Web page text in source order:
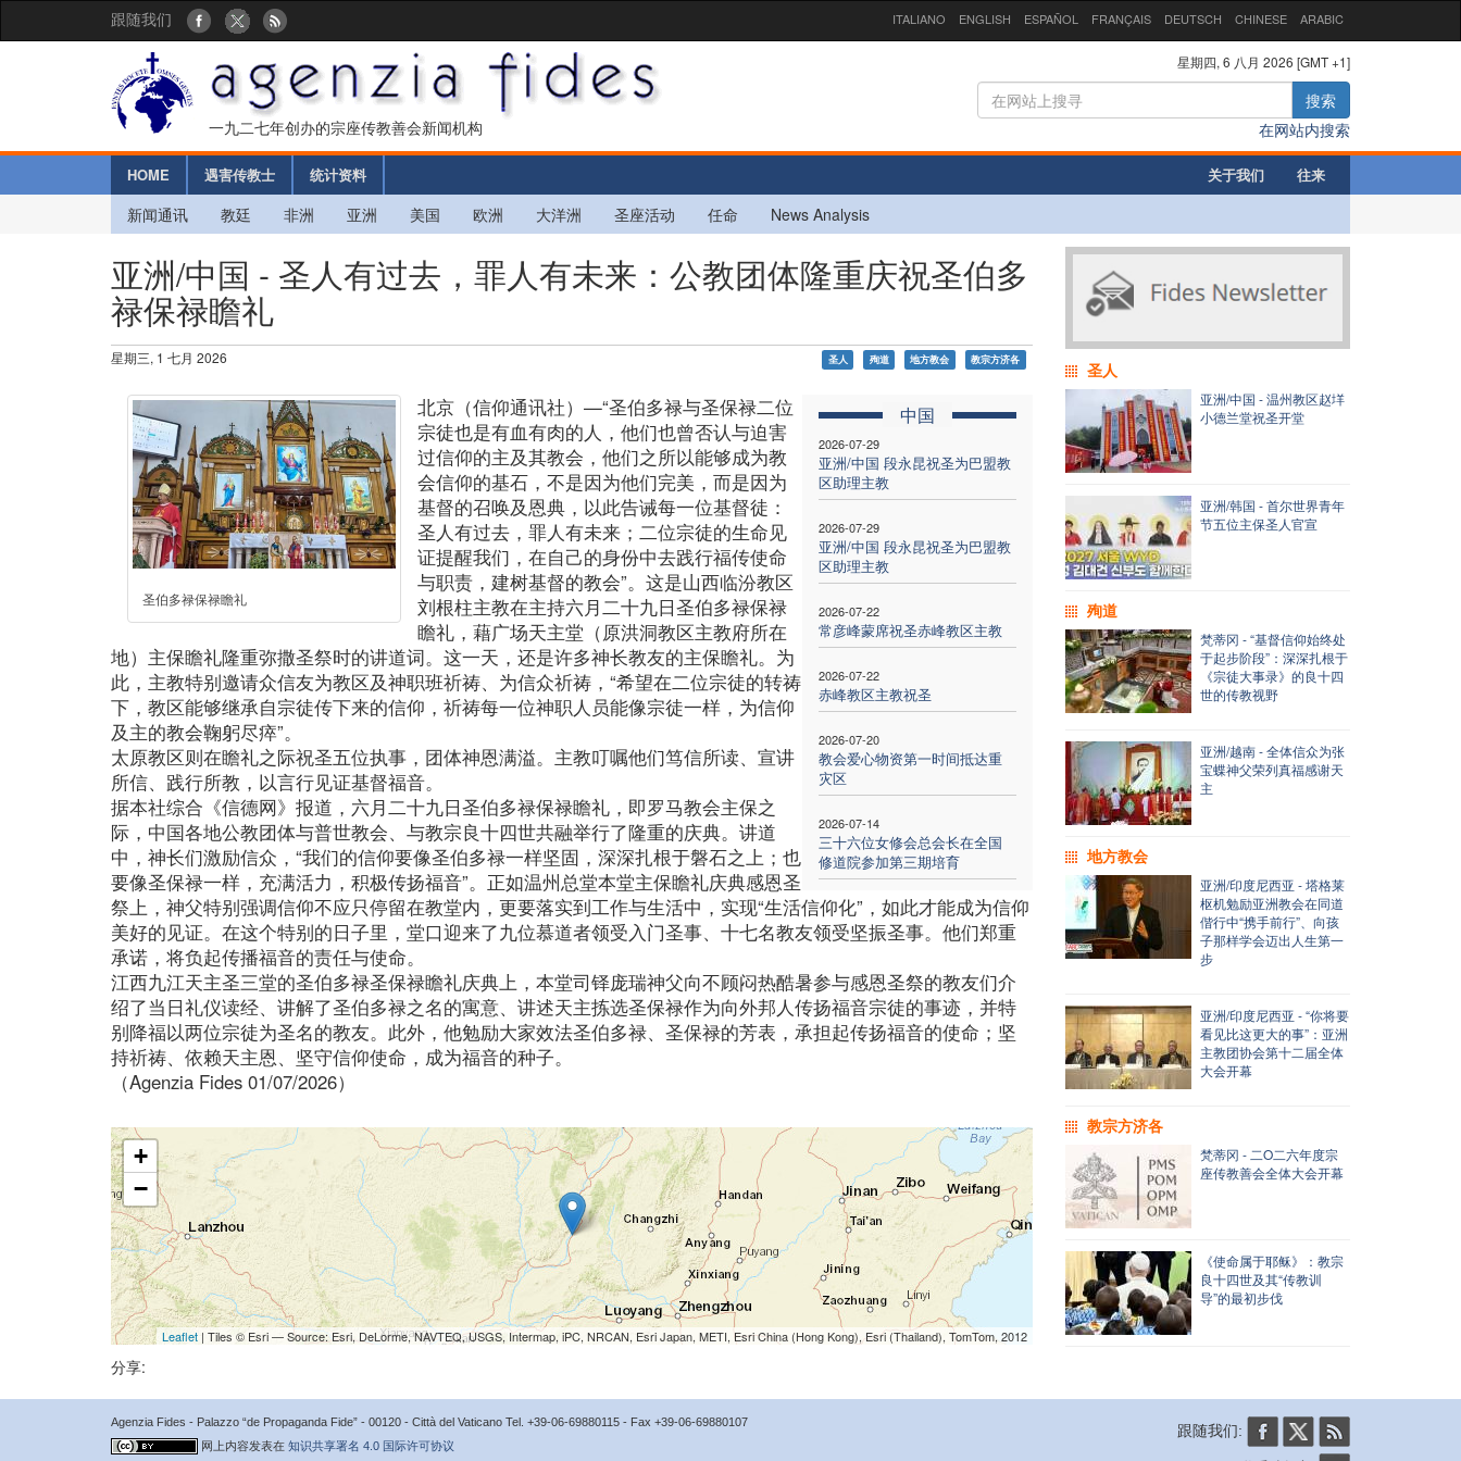
跟随我们 ITALIANO ENGLISH ESPAÑOL FRANÇAIS DEUTSCH CHINESE ARABIC
一九二七年创办的宗座传教善会新闻机构
星期四, 6 八月 2026 [GMT +1]
搜索
在网站内搜索
HOME 遇害传教士 统计资料 关于我们 往来
新闻通讯 教廷 非洲 亚洲 美国 欧洲 大洋洲 圣座活动 任命 News Analysis
亚洲/中国 - 圣人有过去，罪人有未来：公教团体隆重庆祝圣伯多
禄保禄瞻礼
星期三, 1 七月 2026 圣人 殉道 地方教会 教宗方济各
圣伯多禄保禄瞻礼
中国
2026-07-29
亚洲/中国 段永昆祝圣为巴盟教
区助理主教
2026-07-29
亚洲/中国 段永昆祝圣为巴盟教
区助理主教
2026-07-22
常彦峰蒙席祝圣赤峰教区主教
2026-07-22
赤峰教区主教祝圣
2026-07-20
教会爱心物资第一时间抵达重
灾区
2026-07-14
三十六位女修会总会长在全国
修道院参加第三期培育
北京（信仰通讯社）—“圣伯多禄与圣保禄二位
宗徒也是有血有肉的人，他们也曾否认与迫害
过信仰的主及其教会，他们之所以能够成为教
会信仰的基石，不是因为他们完美，而是因为
基督的召唤及恩典，以此告诫每一位基督徒：
圣人有过去，罪人有未来；二位宗徒的生命见
证提醒我们，在自己的身份中去践行福传使命
与职责，建树基督的教会”。这是山西临汾教区
刘根柱主教在主持六月二十九日圣伯多禄保禄
瞻礼，藉广场天主堂（原洪洞教区主教府所在
地）主保瞻礼隆重弥撒圣祭时的讲道词。这一天，还是许多神长教友的主保瞻礼。为
此，主教特别邀请众信友为教区及神职班祈祷、为信众祈祷，“希望在二位宗徒的转祷
下，教区能够继承自宗徒传下来的信仰，祈祷每一位神职人员能像宗徒一样，为信仰
及主的教会鞠躬尽瘁”。
太原教区则在瞻礼之际祝圣五位执事，团体神恩满溢。主教叮嘱他们笃信所读、宣讲
所信、践行所教，以言行见证基督福音。
据本社综合《信德网》报道，六月二十九日圣伯多禄保禄瞻礼，即罗马教会主保之
际，中国各地公教团体与普世教会、与教宗良十四世共融举行了隆重的庆典。讲道
中，神长们激励信众，“我们的信仰要像圣伯多禄一样坚固，深深扎根于磐石之上；也
要像圣保禄一样，充满活力，积极传扬福音”。正如温州总堂本堂主保瞻礼庆典感恩圣
祭上，神父特别强调信仰不应只停留在教堂内，更要落实到工作与生活中，实现“生活信仰化”，如此才能成为信仰
美好的见证。在这个特别的日子里，堂口迎来了九位慕道者领受入门圣事、十七名教友领受坚振圣事。他们郑重
承诺，将负起传播福音的责任与使命。
江西九江天主圣三堂的圣伯多禄圣保禄瞻礼庆典上，本堂司铎庞瑞神父向不顾闷热酷暑参与感恩圣祭的教友们介
绍了当日礼仪读经、讲解了圣伯多禄之名的寓意、讲述天主拣选圣保禄作为向外邦人传扬福音宗徒的事迹，并特
别降福以两位宗徒为圣名的教友。此外，他勉励大家效法圣伯多禄、圣保禄的芳表，承担起传扬福音的使命；坚
持祈祷、依赖天主恩、坚守信仰使命，成为福音的种子。
（Agenzia Fides 01/07/2026）
+
−
Leaflet| Tiles © Esri — Source: Esri, DeLorme, NAVTEQ, USGS, Intermap, iPC, NRCAN, Esri Japan, METI, Esri China (Hong Kong), Esri (Thailand), TomTom, 2012
分享:
圣人
亚洲/中国 - 温州教区赵垟
小德兰堂祝圣开堂
亚洲/韩国 - 首尔世界青年
节五位主保圣人官宣
殉道
梵蒂冈 - “基督信仰始终处
于起步阶段”：深深扎根于
《宗徒大事录》的良十四
世的传教视野
亚洲/越南 - 全体信众为张
宝蝶神父荣列真福感谢天
主
地方教会
亚洲/印度尼西亚 - 塔格莱
枢机勉励亚洲教会在同道
偕行中“携手前行”、向孩
子那样学会迈出人生第一
步
亚洲/印度尼西亚 - “你将要
看见比这更大的事”：亚洲
主教团协会第十二届全体
大会开幕
教宗方济各
梵蒂冈 - 二O二六年度宗
座传教善会全体大会开幕
《使命属于耶稣》：教宗
良十四世及其“传教训
导”的最初步伐
Agenzia Fides - Palazzo “de Propaganda Fide” - 00120 - Città del Vaticano Tel. +39-06-69880115 - Fax +39-06-69880107
网上内容发表在 知识共享署名 4.0 国际许可协议
跟随我们: